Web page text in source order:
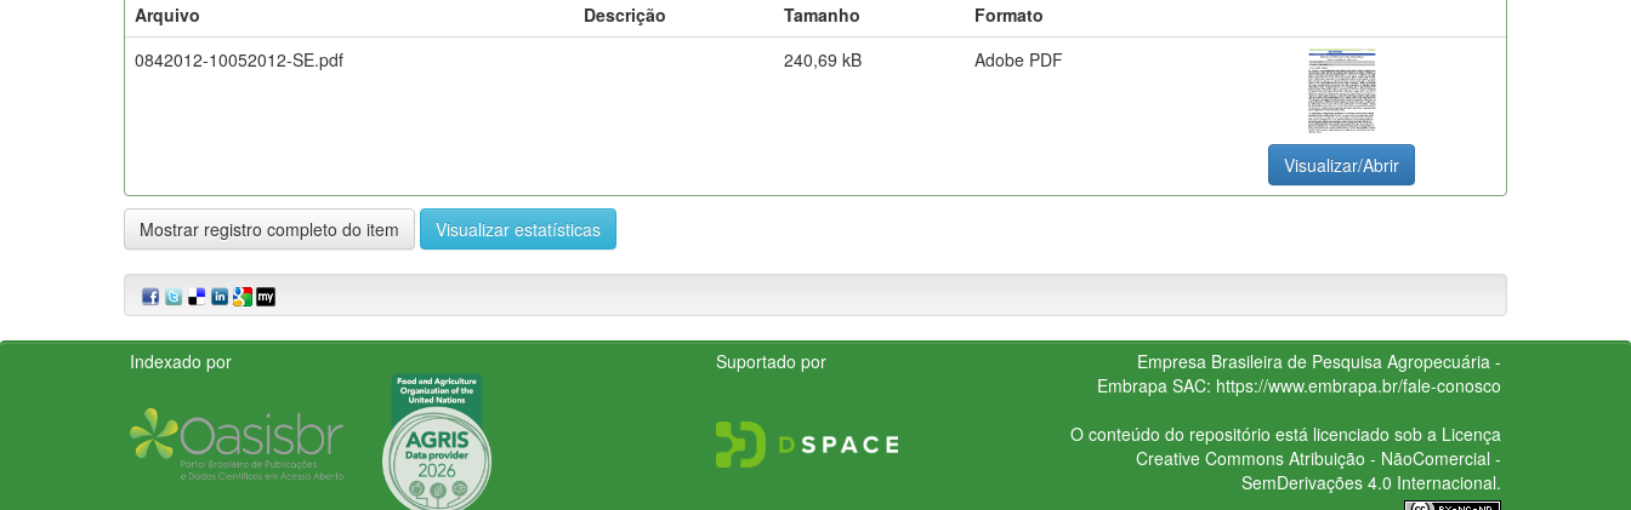
Arquivo
Descrição Tamanho
Formato
0842012-10052012-SE.pdf
240,69 kB Adobe PDF
Visualizar/Abrir
Mostrar registro completo do item Visualizar estatísticas
Indexado por Suportado por
Empresa Brasileira de Pesquisa Agropecuária -
Embrapa SAC: https://www.embrapa.br/fale-conosco
O conteúdo do repositório está licenciado sob a Licença
Creative CommonsAtribuição - NãoComercial -
SemDerivações 4.0 Internacional.